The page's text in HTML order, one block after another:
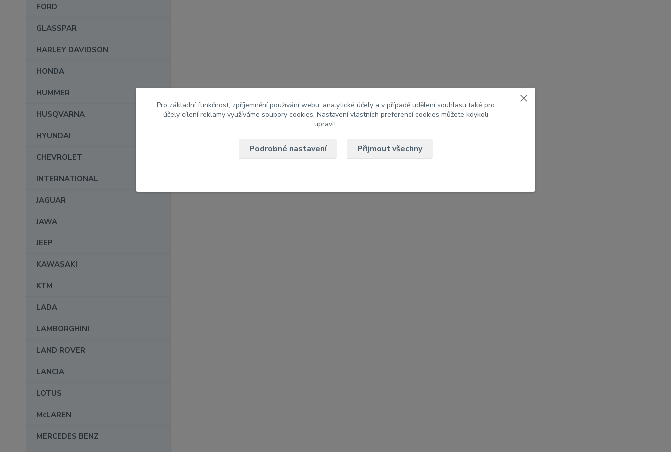
FORD
GLASSPAR
HARLEY DAVIDSON
HONDA
HUMMER
HUSQVARNA
HYUNDAI
CHEVROLET
INTERNATIONAL
JAGUAR
JAWA
JEEP
KAWASAKI
KTM
LADA
LAMBORGHINI
LAND ROVER
LANCIA
LOTUS
McLAREN
MERCEDES BENZ
Pro základní funkčnost, zpříjemnění používání webu, analytické účely a v případě udělení souhlasu také pro
účely cílení reklamy využíváme soubory cookies. Nastavení vlastních preferencí cookies můžete kdykoli
upravit.
Podrobné nastavení Přijmout všechny